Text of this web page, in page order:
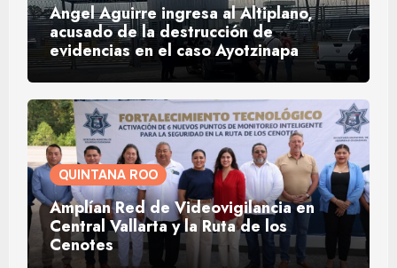
Ángel Aguirre ingresa al Altiplano,
acusado de la destrucción de
evidencias en el caso Ayotzinapa
QUINTANA ROO
Amplían Red de Videovigilancia en
Central Vallarta y la Ruta de los
Cenotes